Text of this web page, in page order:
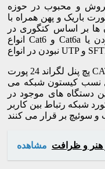
فروش و محبوب در حوزه
باریک و پهن همراه با
‌ها بر اساس کتگوری در
انواع Cat6 و Cat6a تولید و همچنین بر اساس شیلد دار بودن یا
پچ پنل لگراند 24 پورت CAT6 لگراند قطعه ای فلزی است که روی
که محل نسب کیستون شبکه می
دستگاه های موجود در
شبکه رتباط بین کاربر
مشاهده هنر و ظرافت